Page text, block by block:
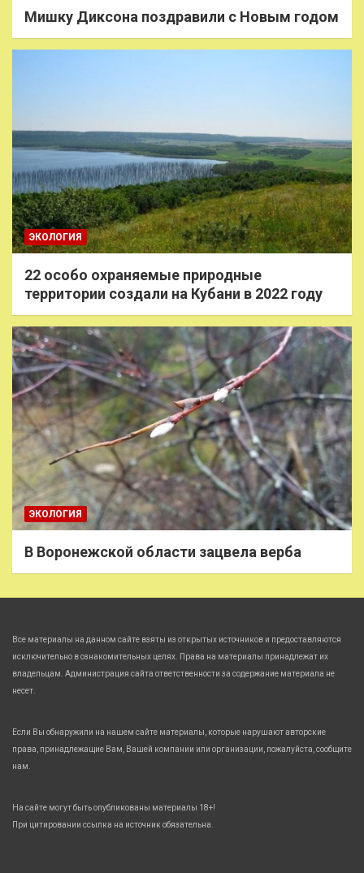
Мишку Диксона поздравили с Новым годом
ЭКОЛОГИЯ
22 особо охраняемые природные
территории создали на Кубани в 2022 году
ЭКОЛОГИЯ
В Воронежской области зацвела верба
Все материалы на данном сайте взяты из открытых источников и предоставляются
исключительно в ознакомительных целях. Права на материалы принадлежат их
владельцам. Администрация сайта ответственности за содержание материала не
несет.
Если Вы обнаружили на нашем сайте материалы, которые нарушают авторские
права, принадлежащие Вам, Вашей компании или организации, пожалуйста, сообщите
нам.
На сайте могут быть опубликованы материалы 18+!
При цитировании ссылка на источник обязательна.